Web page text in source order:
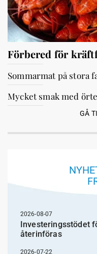
Förbered för
Sommarmat på stora
Mycket smak med
GÅ
2026-08-07
Investeringsstödet
återinföras
2026-07-22